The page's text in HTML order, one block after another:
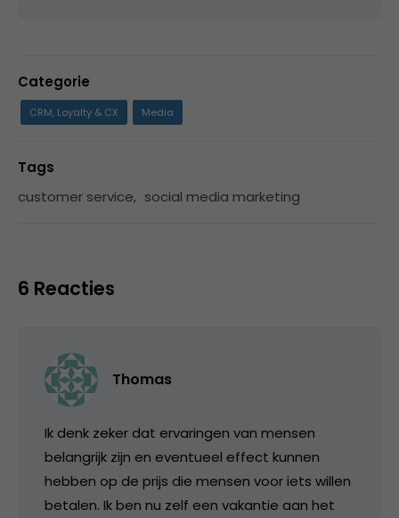
Categorie
CRM, Loyalty & CX Media
Tags
customer service, social media marketing
6 Reacties
Thomas
Ik denk zeker dat ervaringen van mensen
belangrijk zijn en eventueel effect kunnen
hebben op de prijs die mensen voor iets willen
betalen. Ik ben nu zelf een vakantie aan het